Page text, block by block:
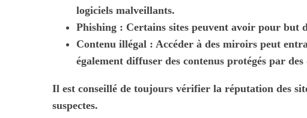
logiciels malveillants.
Phishing : Certains sites peuvent avoir pour but
Contenu illégal : Accéder à des miroirs peut
également diffuser des contenus protégés par
Il est conseillé de toujours vérifier la réputation des
suspectes.